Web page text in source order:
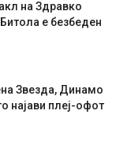
на Здравко
е безбеден
Звезда, Динамо
најави плеј-офот